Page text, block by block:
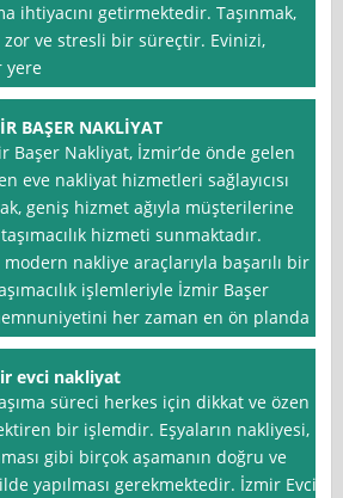
ihtiyacını getirmektedir. Taşınmak,
ve stresli bir süreçtir. Evinizi,
yere
BAŞER NAKLİYAT
Başer Nakliyat, İzmir’de önde gelen
eve nakliyat hizmetleri sağlayıcısı
geniş hizmet ağıyla müşterilerine
hizmeti sunmaktadır.
nakliye araçlarıyla başarılı bir
işlemleriyle İzmir Başer
her zaman en ön planda
evci nakliyat
süreci herkes için dikkat ve özen
bir işlemdir. Eşyaların nakliyesi,
gibi birçok aşamanın doğru ve
yapılması gerekmektedir. İzmir Evci